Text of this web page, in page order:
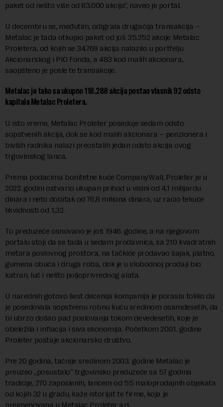
paket od nešto više od 83.000 akcija“, naveo je portal.
U decembru se, međutim, odigrala drugačija transakcija –
Metalac je tada otkupio paket od još 35.252 akcije Metalac
Proletera, od kojih se 34.769 akcija nalazilo u portfelju
Akcionarskog i PIO Fonda, a 483 kod malih akcionara,
saopšteno je posle te transakcije.
Metalac je tako sa ukupno 118.288 akcija postao vlasnik 92 odsto
kapitala Metalac Proletera.
U isto vreme, Metalac Proleter poseduje sedam odsto
sopstvenih akcija, dok se kod malih akcionara – penzionera i
bivših radnika nalazi preostalih jedan odsto akcija ovog
trgovinskog lanca.
Prema podacima bonitetne kuće CompanyWall, Proleter je u
2022. godini ostvario ukupan prihod u visini od 4,1 milijardu
dinara i neto dobitak od 76,8 miliona dinara, uz racio tekuće
likvidnosti od 1,32.
To preduzeće osnovano je još 1946. godine, a na njegovom
portalu stoji da se tada u sedam prodavnica, sa 210 kvadratnih
metara poslovnog prostora, na tačkice prodavao šajak, platno,
gumena obuća i druga roba, dok je u slobodnoj prodaji bio
katran, luč i nešto poljoprivrednog alata.
U narednih gotovo šest decenija kompanija je porasla toliko da
je posedovala sopstvenu robnu kuću sredinom osamdesetih, da
bi ubrzo došao pad poslovanja tokom devedesetih, koje je
obeležila i inflacija i siva ekonomija. Početkom 2001. godine
Proleter postaje akcionarsko društvo.
Pre 20 godina, tačnije sredinom 2003. godine Metalac je
preuzeo „posustalo“ trgovinsko preduzeće sa 57 godina
tradicije, 270 zaposlenih, lancem od 55 maloprodajnih objekata
od kojih 32 u gradu, kaže istorijat te firme, koja je
preimenovana u Metalac Proleter a.d.